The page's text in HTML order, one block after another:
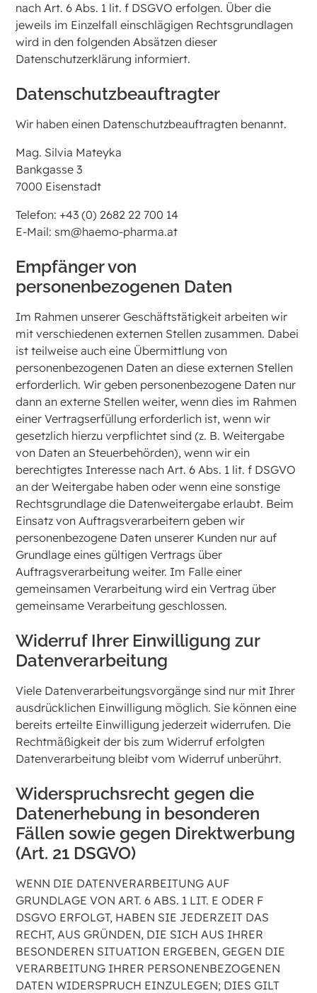
nach Art. 6 Abs. 1 lit. f DSGVO erfolgen. Über die
jeweils im Einzelfall einschlägigen Rechtsgrundlagen
wird in den folgenden Absätzen dieser
Datenschutzerklärung informiert.
Datenschutz­beauftragter
Wir haben einen Datenschutzbeauftragten benannt.
Mag. Silvia Mateyka
Bankgasse 3
7000 Eisenstadt
Telefon: +43 (0) 2682 22 700 14
E-Mail: sm@haemo-pharma.at
Empfänger von
personenbezogenen Daten
Im Rahmen unserer Geschäftstätigkeit arbeiten wir
mit verschiedenen externen Stellen zusammen. Dabei
ist teilweise auch eine Übermittlung von
personenbezogenen Daten an diese externen Stellen
erforderlich. Wir geben personenbezogene Daten nur
dann an externe Stellen weiter, wenn dies im Rahmen
einer Vertragserfüllung erforderlich ist, wenn wir
gesetzlich hierzu verpflichtet sind (z. B. Weitergabe
von Daten an Steuerbehörden), wenn wir ein
berechtigtes Interesse nach Art. 6 Abs. 1 lit. f DSGVO
an der Weitergabe haben oder wenn eine sonstige
Rechtsgrundlage die Datenweitergabe erlaubt. Beim
Einsatz von Auftragsverarbeitern geben wir
personenbezogene Daten unserer Kunden nur auf
Grundlage eines gültigen Vertrags über
Auftragsverarbeitung weiter. Im Falle einer
gemeinsamen Verarbeitung wird ein Vertrag über
gemeinsame Verarbeitung geschlossen.
Widerruf Ihrer Einwilligung zur
Datenverarbeitung
Viele Datenverarbeitungsvorgänge sind nur mit Ihrer
ausdrücklichen Einwilligung möglich. Sie können eine
bereits erteilte Einwilligung jederzeit widerrufen. Die
Rechtmäßigkeit der bis zum Widerruf erfolgten
Datenverarbeitung bleibt vom Widerruf unberührt.
Widerspruchsrecht gegen die
Datenerhebung in besonderen
Fällen sowie gegen Direktwerbung
(Art. 21 DSGVO)
WENN DIE DATENVERARBEITUNG AUF
GRUNDLAGE VON ART. 6 ABS. 1 LIT. E ODER F
DSGVO ERFOLGT, HABEN SIE JEDERZEIT DAS
RECHT, AUS GRÜNDEN, DIE SICH AUS IHRER
BESONDEREN SITUATION ERGEBEN, GEGEN DIE
VERARBEITUNG IHRER PERSONENBEZOGENEN
DATEN WIDERSPRUCH EINZULEGEN; DIES GILT